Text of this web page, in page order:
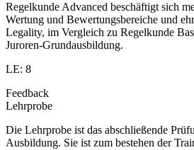
Regelkunde Advanced beschäftigt sich
Wertung und Bewertungsbereiche und
Legality, im Vergleich zu Regelkunde
Juroren-Grundausbildung.
LE: 8
Feedback
Lehrprobe
Die Lehrprobe ist das abschließende
Ausbildung. Sie ist zum bestehen der